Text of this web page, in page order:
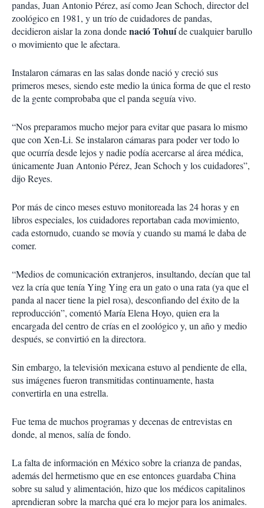
pandas, Juan Antonio Pérez, así como Jean Schoch, director del
zoológico en 1981, y un trío de cuidadores de pandas,
decidieron aislar la zona dondenació Tohuíde cualquier barullo
o movimiento que le afectara.
Instalaron cámaras en las salas donde nació y creció sus
primeros meses, siendo este medio la única forma de que el resto
de la gente comprobaba que el panda seguía vivo.
“Nos preparamos mucho mejor para evitar que pasara lo mismo
que con Xen-Li. Se instalaron cámaras para poder ver todo lo
que ocurría desde lejos y nadie podía acercarse al área médica,
únicamente Juan Antonio Pérez, Jean Schoch y los cuidadores”,
dijo Reyes.
Por más de cinco meses estuvo monitoreada las 24 horas y en
libros especiales, los cuidadores reportaban cada movimiento,
cada estornudo, cuando se movía y cuando su mamá le daba de
comer.
“Medios de comunicación extranjeros, insultando, decían que tal
vez la cría que tenía Ying Ying era un gato o una rata (ya que el
panda al nacer tiene la piel rosa), desconfiando del éxito de la
reproducción”, comentó María Elena Hoyo, quien era la
encargada del centro de crías en el zoológico y, un año y medio
después, se convirtió en la directora.
Sin embargo, la televisión mexicana estuvo al pendiente de ella,
sus imágenes fueron transmitidas continuamente, hasta
convertirla en una estrella.
Fue tema de muchos programas y decenas de entrevistas en
donde, al menos, salía de fondo.
La falta de información en México sobre la crianza de pandas,
además del hermetismo que en ese entonces guardaba China
sobre su salud y alimentación, hizo que los médicos capitalinos
aprendieran sobre la marcha qué era lo mejor para los animales.